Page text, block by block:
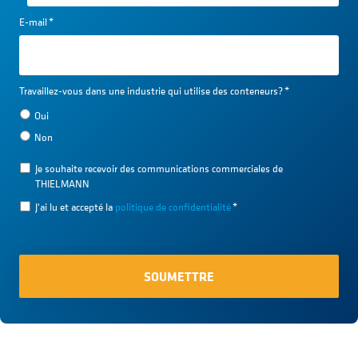
E-mail*
Travaillez-vous dans une industrie qui utilise des conteneurs?*
Oui
Non
Je souhaite recevoir des communications commerciales de
THIELMANN
J'ai lu et accepté la politique de confidentialité*